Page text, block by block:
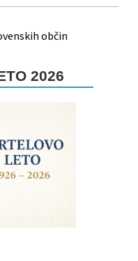
občin
2026